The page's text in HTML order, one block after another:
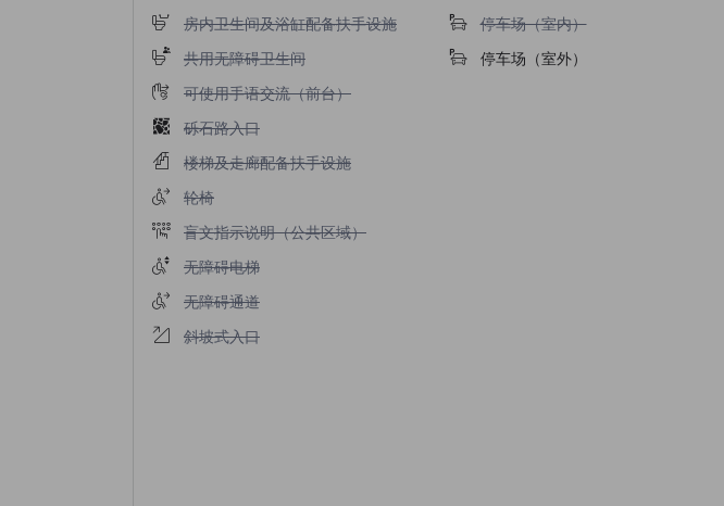
不提供房内卫生间及浴缸配备扶手设施
房内卫生间及浴缸配备扶手设施
不提供共用无障碍卫生间
共用无障碍卫生间
不提供可使用手语交流（前台）
可使用手语交流（前台）
不提供砾石路入口
砾石路入口
不提供楼梯及走廊配备扶手设施
楼梯及走廊配备扶手设施
不提供轮椅
轮椅
不提供盲文指示说明（公共区域）
盲文指示说明（公共区域）
不提供无障碍电梯
无障碍电梯
不提供无障碍通道
无障碍通道
不提供斜坡式入口
斜坡式入口
不提供停车场（室内）
停车场（室内）
停车场（室外）